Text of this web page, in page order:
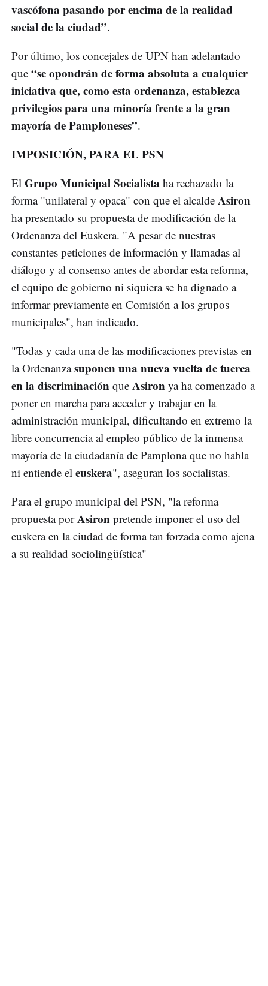
vascófona pasando por encima de la realidad
social de la ciudad”.
Por último, los concejales de UPN han adelantado
que “se opondrán de forma absoluta a cualquier
iniciativa que, como esta ordenanza, establezca
privilegios para una minoría frente a la gran
mayoría de Pamploneses”.
IMPOSICIÓN, PARA EL PSN
El Grupo Municipal Socialista ha rechazado la
forma "unilateral y opaca" con que el alcalde Asiron
ha presentado su propuesta de modificación de la
Ordenanza del Euskera. "A pesar de nuestras
constantes peticiones de información y llamadas al
diálogo y al consenso antes de abordar esta reforma,
el equipo de gobierno ni siquiera se ha dignado a
informar previamente en Comisión a los grupos
municipales", han indicado.
"Todas y cada una de las modificaciones previstas en
la Ordenanzasuponen una nueva vuelta de tuerca
en la discriminación que Asiron ya ha comenzado a
poner en marcha para acceder y trabajar en la
administración municipal, dificultando en extremo la
libre concurrencia al empleo público de la inmensa
mayoría de la ciudadanía de Pamplona que no habla
ni entiende el euskera", aseguran los socialistas.
Para el grupo municipal del PSN, "la reforma
propuesta porAsiron pretende imponer el uso del
euskera en la ciudad de forma tan forzada como ajena
a su realidad sociolingüística"